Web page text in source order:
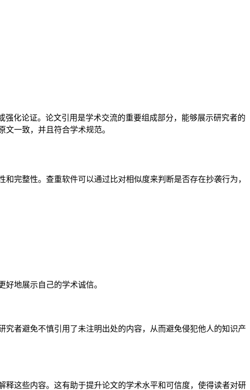
化论证。论文引用是学术交流的重要组成部分，能够展示研究者的
一致，并且符合学术规范。
完整性。查重软件可以通过比对相似度来判断是否存在抄袭行为，
地展示自己的学术诚信。
者避免不慎引用了未注明出处的内容，从而避免侵犯他人的知识产
这些内容。这有助于提升论文的学术水平和可信度，使得读者对研